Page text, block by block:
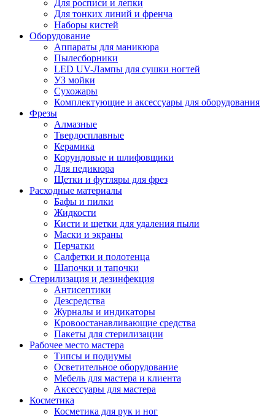
Для росписи и лепки
Для тонких линий и френча
Наборы кистей
Оборудование
Аппараты для маникюра
Пылесборники
LED UV-Лампы для сушки ногтей
УЗ мойки
Сухожары
Комплектующие и аксессуары для оборудования
Фрезы
Алмазные
Твердосплавные
Керамика
Корундовые и шлифовщики
Для педикюра
Щетки и футляры для фрез
Расходные материалы
Бафы и пилки
Жидкости
Кисти и щетки для удаления пыли
Маски и экраны
Перчатки
Салфетки и полотенца
Шапочки и тапочки
Стерилизация и дезинфекция
Антисептики
Дезсредства
Журналы и индикаторы
Кровоостанавливающие средства
Пакеты для стерилизации
Рабочее место мастера
Типсы и подиумы
Осветительное оборудование
Мебель для мастера и клиента
Аксессуары для мастера
Косметика
Косметика для рук и ног